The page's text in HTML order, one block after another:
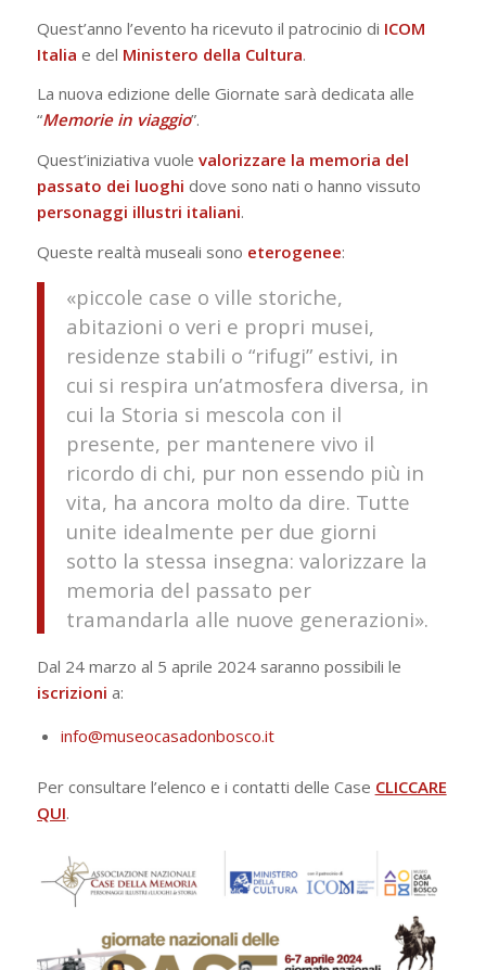
Quest’anno l’evento ha ricevuto il patrocinio di ICOM
Italia e del Ministero della Cultura.
La nuova edizione delle Giornate sarà dedicata alle
“Memorie in viaggio”.
Quest’iniziativa vuole valorizzare la memoria del
passato dei luoghi dove sono nati o hanno vissuto
personaggi illustri italiani.
Queste realtà museali sono eterogenee:
«piccole case o ville storiche,
abitazioni o veri e propri musei,
residenze stabili o “rifugi” estivi, in
cui si respira un’atmosfera diversa, in
cui la Storia si mescola con il
presente, per mantenere vivo il
ricordo di chi, pur non essendo più in
vita, ha ancora molto da dire. Tutte
unite idealmente per due giorni
sotto la stessa insegna: valorizzare la
memoria del passato per
tramandarla alle nuove generazioni».
Dal 24 marzo al 5 aprile 2024 saranno possibili le
iscrizioni a:
info@museocasadonbosco.it
Per consultare l’elenco e i contatti delle Case CLICCARE
QUI.